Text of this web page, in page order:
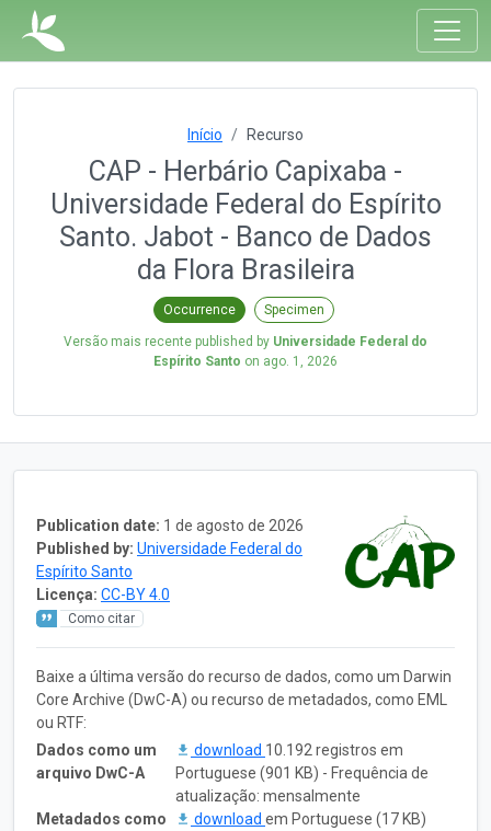
Início Recurso
CAP - Herbário Capixaba -
Universidade Federal do Espírito
Santo. Jabot - Banco de Dados
da Flora Brasileira
Occurrence Specimen
Versão mais recente published by Universidade Federal do
Espírito Santo on ago. 1, 2026
Publication date: 1 de agosto de 2026
Published by: Universidade Federal do
Espírito Santo
Licença: CC-BY 4.0
Como citar
Baixe a última versão do recurso de dados, como um Darwin
Core Archive (DwC-A) ou recurso de metadados, como EML
ou RTF:
Dados como um
arquivo DwC-A
download 10.192 registros em
Portuguese (901 KB) - Frequência de
atualização: mensalmente
Metadados como
download em Portuguese (17 KB)